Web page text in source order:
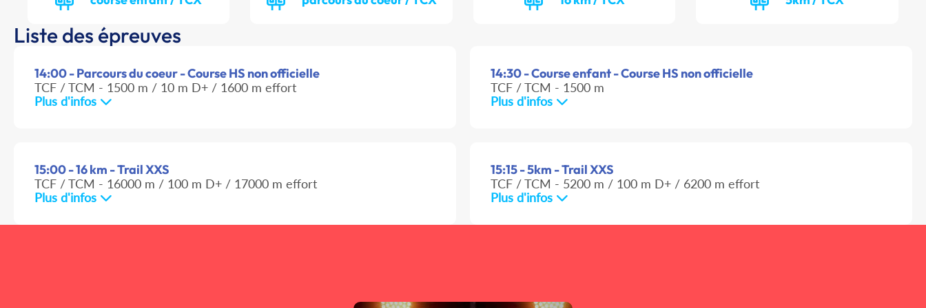
Liste des épreuves
14:00 - Parcours du coeur - Course HS non officielle
TCF / TCM - 1500 m / 10 m D+ / 1600 m effort
Plus d'infos
14:30 - Course enfant - Course HS non officielle
TCF / TCM - 1500 m
Plus d'infos
15:00 - 16 km - Trail XXS
TCF / TCM - 16000 m / 100 m D+ / 17000 m effort
Plus d'infos
15:15 - 5km - Trail XXS
TCF / TCM - 5200 m / 100 m D+ / 6200 m effort
Plus d'infos